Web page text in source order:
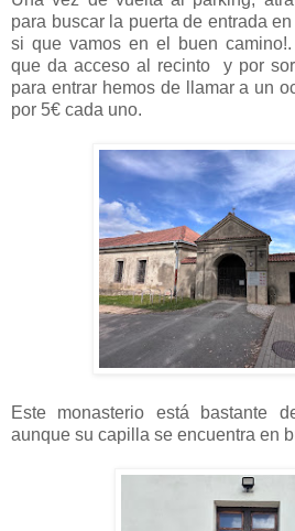
para buscar la puerta de entrada
si que vamos en el buen
que da acceso al recinto y por
para entrar hemos de llamar a un
por 5€ cada uno.
Este monasterio está bastante
aunque su capilla se encuentra en